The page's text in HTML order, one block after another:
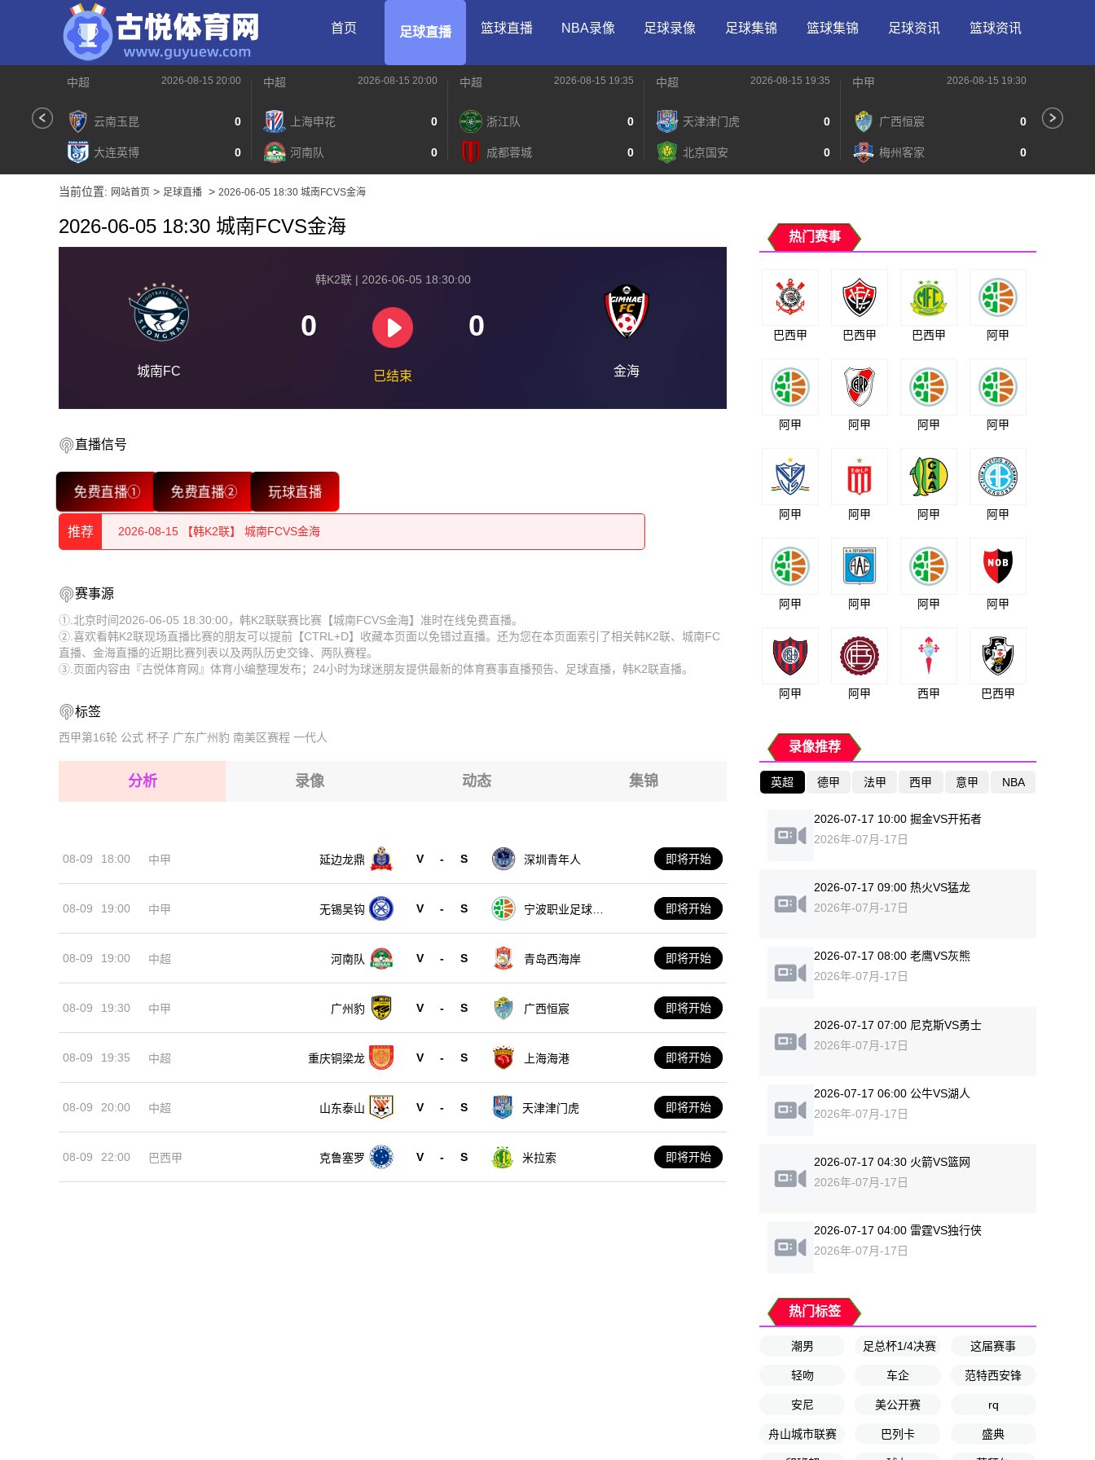
首页 足球直播 篮球直播 NBA录像 足球录像 足球集锦 篮球集锦 足球资讯 篮球资讯
中超 2026-08-15 20:00
云南玉昆 0
大连英博 0
中超 2026-08-15 20:00
上海申花 0
河南队 0
中超 2026-08-15 19:35
浙江队 0
成都蓉城 0
中超 2026-08-15 19:35
天津津门虎 0
北京国安 0
中甲 2026-08-15 19:30
广西恒宸 0
梅州客家 0
当前位置: 网站首页 > 足球直播 > 2026-06-05 18:30 城南FCVS金海
2026-06-05 18:30 城南FCVS金海
城南FC
韩K2联 | 2026-06-05 18:30:00
0 0
已结束 金海
直播信号
免费直播① 免费直播② 玩球直播
推荐
2026-08-15 【韩K2联】 城南FCVS金海
2026-08-15 【韩K2联】 城南FCVS金海
2026-08-15 【韩K2联】 城南FCVS金海
2026-08-15 【韩K2联】 城南FCVS金海
2026-08-15 【韩K2联】 城南FCVS金海
2026-08-14 【韩K2联】 城南FCVS金海
2026-08-15 【韩K2联】 城南FCVS金海
2026-08-15 【韩K2联】 城南FCVS金海
2026-08-15 【韩K2联】 城南FCVS金海
2026-08-15 【韩K2联】 城南FCVS金海
2026-08-14 【韩K2联】 城南FCVS金海
赛事源
①.北京时间2026-06-05 18:30:00，韩K2联联赛比赛【城南FCVS金海】准时在线免费直播。
②.喜欢看韩K2联现场直播比赛的朋友可以提前【CTRL+D】收藏本页面以免错过直播。还为您在本页面索引了相关韩K2联、城南FC
直播、金海直播的近期比赛列表以及两队历史交锋、两队赛程。
③.页面内容由『古悦体育网』体育小编整理发布；24小时为球迷朋友提供最新的体育赛事直播预告、足球直播，韩K2联直播。
标签
西甲第16轮 公式 杯子 广东广州豹 南美区赛程 一代人
分析 录像 动态 集锦
08-09 18:00 中甲 延边龙鼎 V - S 深圳青年人 即将开始
08-09 19:00 中甲 无锡吴钩 V - S
宁波职业足球俱
即将开始
08-09 19:00 中超 河南队 V - S 青岛西海岸 即将开始
08-09 19:30 中甲 广州豹 V - S 广西恒宸 即将开始
08-09 19:35 中超 重庆铜梁龙 V - S 上海海港 即将开始
08-09 20:00 中超 山东泰山 V - S 天津津门虎 即将开始
08-09 22:00 巴西甲 克鲁塞罗 V - S 米拉索 即将开始
热门赛事
巴西甲 巴西甲 巴西甲 阿甲
阿甲 阿甲 阿甲 阿甲
阿甲 阿甲 阿甲 阿甲
阿甲 阿甲 阿甲 阿甲
阿甲 阿甲 西甲 巴西甲
录像推荐
英超 德甲 法甲 西甲 意甲 NBA
2026-07-17 10:00 掘金VS开拓者
2026年-07月-17日
2026-07-17 09:00 热火VS猛龙
2026年-07月-17日
2026-07-17 08:00 老鹰VS灰熊
2026年-07月-17日
2026-07-17 07:00 尼克斯VS勇士
2026年-07月-17日
2026-07-17 06:00 公牛VS湖人
2026年-07月-17日
2026-07-17 04:30 火箭VS篮网
2026年-07月-17日
2026-07-17 04:00 雷霆VS独行侠
2026年-07月-17日
热门标签
潮男 足总杯1/4决赛 这届赛事
轻吻 车企 范特西安锋
安尼 美公开赛 rq
舟山城市联赛 巴列卡 盛典